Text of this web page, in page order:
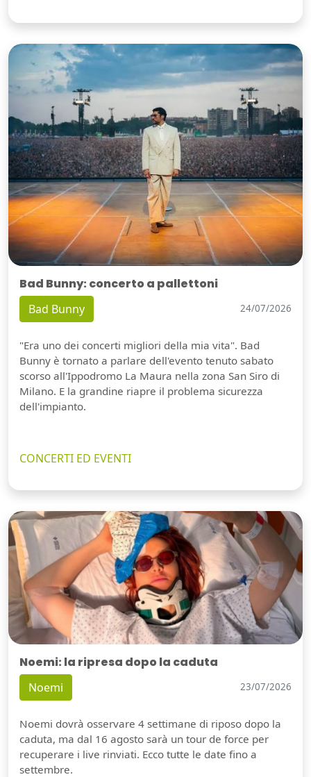
Bad Bunny: concerto a pallettoni
Bad Bunny 24/07/2026
"Era uno dei concerti migliori della mia vita". Bad
Bunny è tornato a parlare dell'evento tenuto sabato
scorso all'Ippodromo La Maura nella zona San Siro di
Milano. E la grandine riapre il problema sicurezza
dell'impianto.
CONCERTI ED EVENTI
Noemi: la ripresa dopo la caduta
Noemi 23/07/2026
Noemi dovrà osservare 4 settimane di riposo dopo la
caduta, ma dal 16 agosto sarà un tour de force per
recuperare i live rinviati. Ecco tutte le date fino a
settembre.